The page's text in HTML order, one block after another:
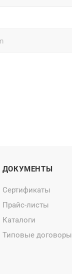
ДОКУМЕНТЫ
Сертификаты
Прайс-листы
Каталоги
Типовые договоры